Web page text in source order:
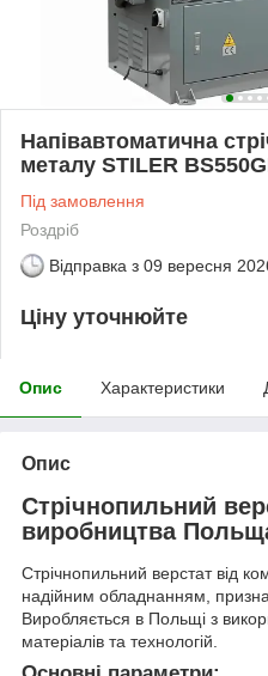
Напівавтоматична
металу STILER
Під замовлення
Роздріб
Відправка з 09 вересня
Ціну уточнюйте
Опис Характеристики
Опис
Стрічнопильний
виробництва
Стрічнопильний верстат від
надійним обладнанням,
Виробляється в Польщі з
матеріалів та технологій.